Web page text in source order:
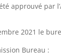
approuvé par
2021 le
Bureau :